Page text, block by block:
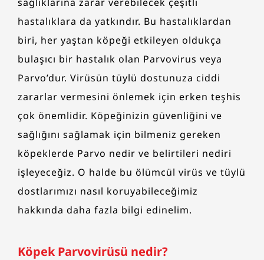
hastalıklara da yatkındır. Bu hastalıklardan
biri, her yaştan köpeği etkileyen oldukça
bulaşıcı bir hastalık olan Parvovirus veya
Parvo’dur. Virüsün tüylü dostunuza ciddi
zararlar vermesini önlemek için erken teşhis
çok önemlidir. Köpeğinizin güvenliğini ve
sağlığını sağlamak için bilmeniz gereken
köpeklerde Parvo nedir ve belirtileri nediri
işleyeceğiz. O halde bu ölümcül virüs ve tüylü
dostlarımızı nasıl koruyabileceğimiz
hakkında daha fazla bilgi edinelim.
Köpek Parvovirüsü nedir?